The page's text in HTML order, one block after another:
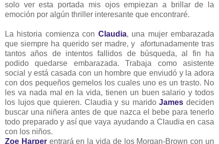
solo ver esta portada mis ojos empiezan a brillar de la
emoción por algún thriller interesante que encontraré.
La historia comienza con Claudia, una mujer embarazada
que siempre ha querido ser madre, y afortunadamente tras
tantos años de intentos fallidos de
búsqueda, al fin ha
podido quedarse embarazada. Trabaja como asistente
social y está casada con un hombre que enviudó y la adora
con dos pequeños gemelos los cuales uno es un trasto. No
les va nada mal en la vida, tienen un buen salario y todos
los lujos que quieren. Claudia y su maridoJames deciden
buscar una niñera antes de que nazca el bebe para tenerlo
todo preparado y así que vaya ayudando a Claudia en casa
con los niños.
Zoe Harperentrará en la vida de los Morgan-Brown con un